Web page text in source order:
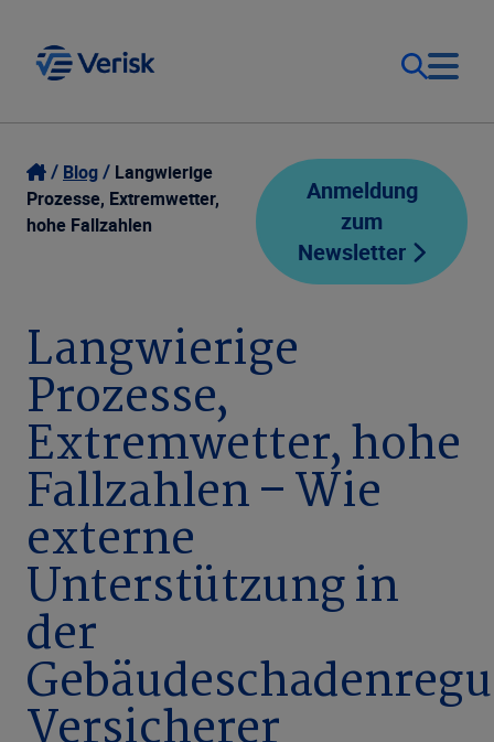
Unsere Lösungen
Ressourcen
Kontakt
Deutschland (DE)
Blog
Langwierige
Prozesse, Extremwetter,
hohe Fallzahlen
Anmeldung
zum
Newsletter
Langwierige
Prozesse,
Extremwetter, hohe
Fallzahlen – Wie
externe
Unterstützung in
der